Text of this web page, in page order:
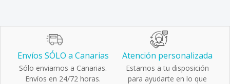
Envíos SÓLO a Canarias
Sólo enviamos a Canarias.
Envíos en 24/72 horas.
Atención personalizada
Estamos a tu disposición
para ayudarte en lo que